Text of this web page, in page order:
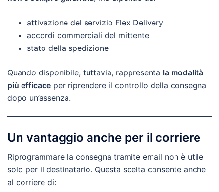
attivazione del servizio Flex Delivery
accordi commerciali del mittente
stato della spedizione
Quando disponibile, tuttavia, rappresenta la modalità
più efficace per riprendere il controllo della consegna
dopo un’assenza.
Un vantaggio anche per il corriere
Riprogrammare la consegna tramite email non è utile
solo per il destinatario. Questa scelta consente anche
al corriere di: